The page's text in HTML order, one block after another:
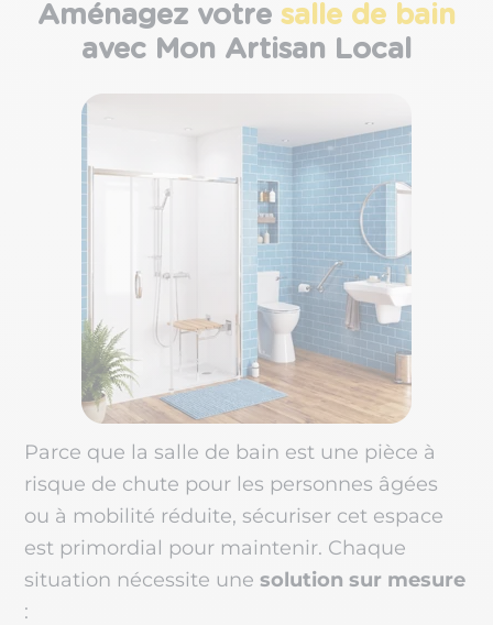
Aménagez votre salle de bain
avec Mon Artisan Local
Parce que la salle de bain est une pièce à
risque de chute pour les personnes âgées
ou à mobilité réduite, sécuriser cet espace
est primordial pour maintenir. Chaque
situation nécessite unesolution sur mesure
: